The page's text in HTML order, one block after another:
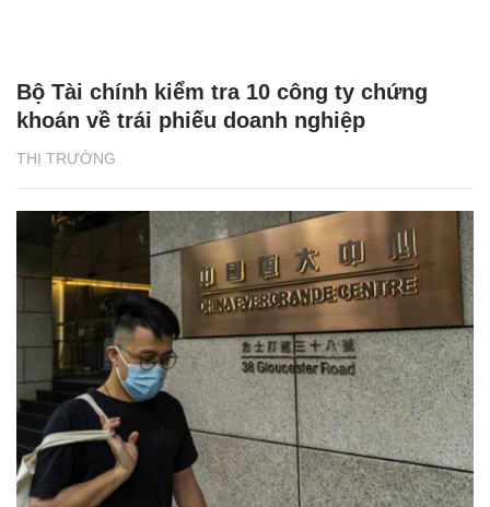
THỊ TRƯỜNG
Bộ Tài chính kiểm tra 10 công ty chứng
khoán về trái phiếu doanh nghiệp